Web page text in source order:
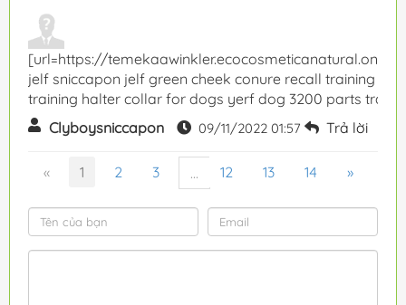
[url=https://
jelf sniccapon jelf green cheek conure recall training
training halter collar for dogs yerf dog 3200 parts train
Clyboysniccapon
09/11/2022 01:57 Trả lời
« 1 2 3 ... 12 13 14 »